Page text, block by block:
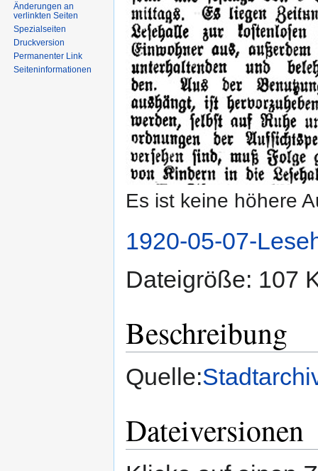
Es ist keine höhere
1920-05-07-
Dateigröße: 107
Beschreibung
Quelle:
Dateiversionen
Änderungen an
verlinkten Seiten
Spezialseiten
Druckversion
Permanenter Link
Seiten­informationen